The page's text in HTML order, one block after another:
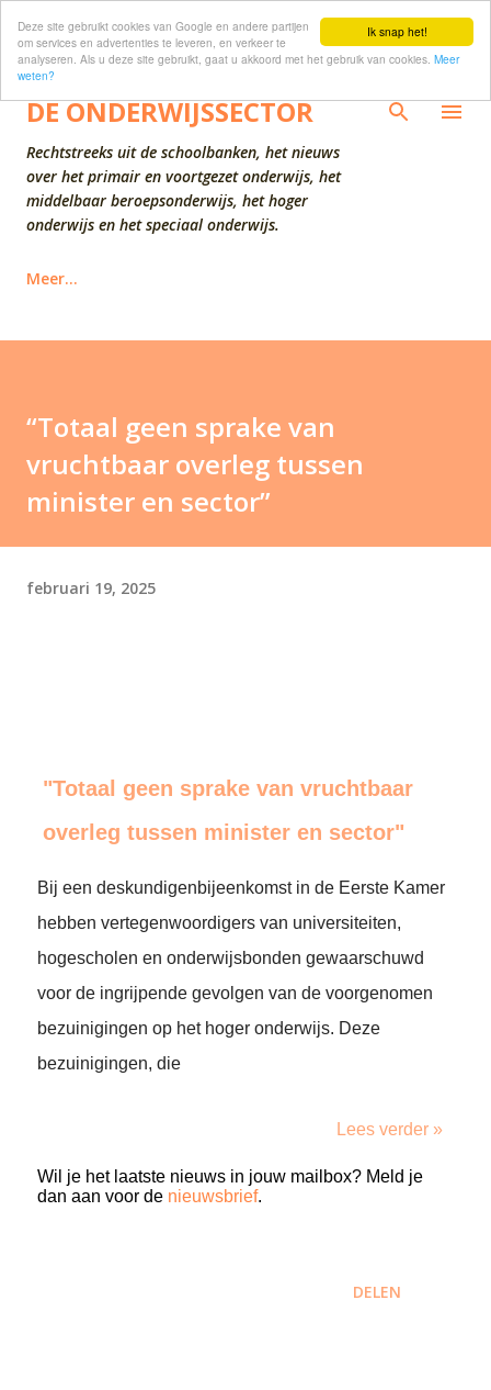
Ik snap het!
Deze site gebruikt cookies van Google en andere partijen
om services en advertenties te leveren, en verkeer te
analyseren. Als u deze site gebruikt, gaat u akkoord met het gebruik van cookies. Meer
weten?
Doorgaan naar hoofdcontent
DE ONDERWIJSSECTOR
Rechtstreeks uit de schoolbanken, het nieuws
over het primair en voortgezet onderwijs, het
middelbaar beroepsonderwijs, het hoger
onderwijs en het speciaal onderwijs.
Meer…
“Totaal geen sprake van
vruchtbaar overleg tussen
minister en sector”
februari 19, 2025
"Totaal geen sprake van vruchtbaar
overleg tussen minister en sector"
Bij een deskundigenbijeenkomst in de Eerste Kamer
hebben vertegenwoordigers van universiteiten,
hogescholen en onderwijsbonden gewaarschuwd
voor de ingrijpende gevolgen van de voorgenomen
bezuinigingen op het hoger onderwijs. Deze
bezuinigingen, die
Lees verder »
Wil je het laatste nieuws in jouw mailbox? Meld je
dan aan voor de nieuwsbrief.
DELEN